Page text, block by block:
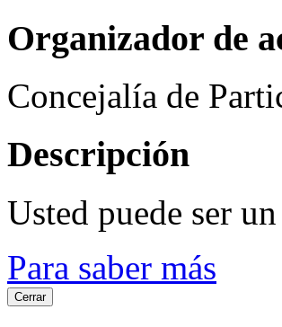
Organizador de
Concejalía de
Descripción
Usted puede ser
Para saber más
Cerrar